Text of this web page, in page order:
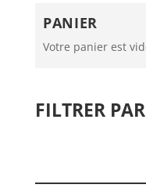
PANIER
Votre panier est
FILTRER